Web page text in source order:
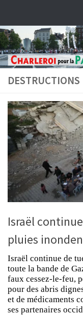
DESTRUCTIONS
Israël
pluies
Israël continue de
toute la bande de
faux cessez-le-feu,
pour des abris
et de médicaments
ses partenaires